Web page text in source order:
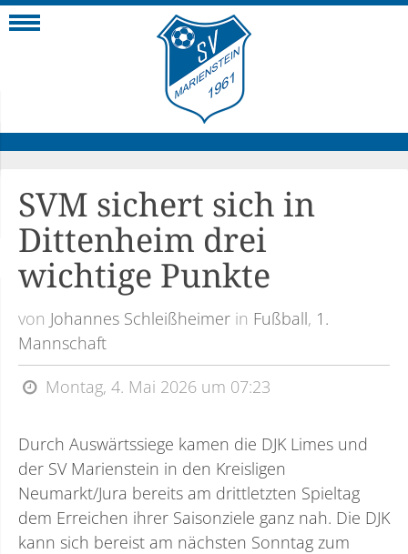
SVM sichert sich in
Dittenheim drei
wichtige Punkte
von Johannes Schleißheimer in Fußball, 1.
Mannschaft
Montag, 4. Mai 2026 um 07:23
Durch Auswärtssiege kamen die DJK Limes und
der SV Marienstein in den Kreisligen
Neumarkt/Jura bereits am drittletzten Spieltag
dem Erreichen ihrer Saisonziele ganz nah. Die DJK
kann sich bereist am nächsten Sonntag zum